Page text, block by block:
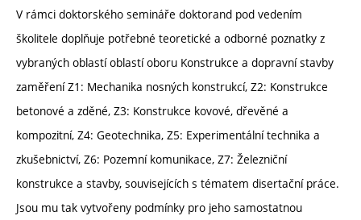
V rámci doktorského semináře doktorand pod vedením
školitele doplňuje potřebné teoretické a odborné poznatky z
vybraných oblastí oblastí oboru Konstrukce a dopravní stavby
zaměření Z1: Mechanika nosných konstrukcí, Z2: Konstrukce
betonové a zděné, Z3: Konstrukce kovové, dřevěné a
kompozitní, Z4: Geotechnika, Z5: Experimentální technika a
zkušebnictví, Z6: Pozemní komunikace, Z7: Železniční
konstrukce a stavby, souvisejících s tématem disertační práce.
Jsou mu tak vytvořeny podmínky pro jeho samostatnou